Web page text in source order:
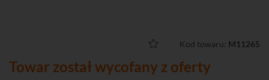
Kod towaru: M11265
Towar został wycofany z oferty